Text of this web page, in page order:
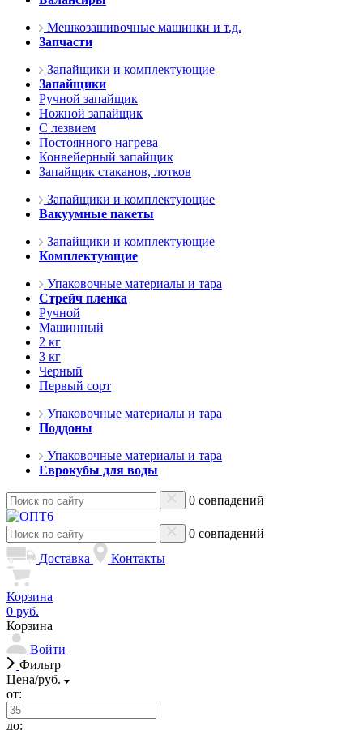
Мешкозашивочные машинки и т.д.
Запчасти
Запайщики и комплектующие
Запайщики
Ручной запайщик
Ножной запайщик
С лезвием
Постоянного нагрева
Конвейерный запайщик
Запайщик стаканов, лотков
Запайщики и комплектующие
Вакуумные пакеты
Запайщики и комплектующие
Комплектующие
Упаковочные материалы и тара
Стрейч пленка
Ручной
Машинный
2 кг
3 кг
Черный
Первый сорт
Упаковочные материалы и тара
Поддоны
Упаковочные материалы и тара
Еврокубы для воды
0 совпадений
0 совпадений
Доставка
Контакты
Корзина
0 руб.
Корзина
Войти
Фильтр
Цена/руб.
от:
до: